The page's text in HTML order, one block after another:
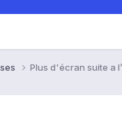
Plus d'écran suite a